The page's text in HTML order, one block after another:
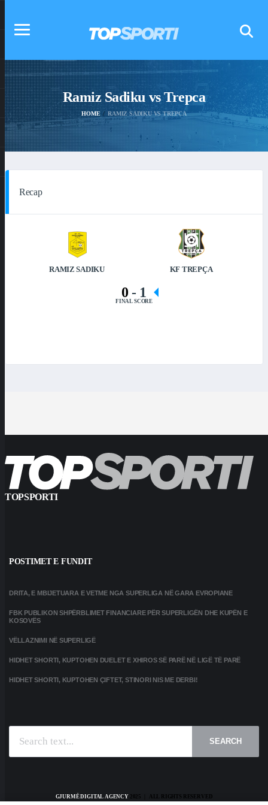
Ramiz Sadiku vs Trepca
HOME RAMIZ SADIKU VS TREPCA
Recap
RAMIZ SADIKU KF TREPÇA
0- 1
FINAL SCORE
TOPSPORTI
POSTIMET E FUNDIT
DRITA, E MBIJETUARA E VETME NGA SUPERLIGA NË GARA EVROPIANE
FBK PUBLIKON SHPËRBLIMET FINANCIARE PËR SUPERLIGËN DHE KUPËN E
KOSOVËS
VËLLAZNIMI NË SUPERLIGË
HIDHET SHORTI, KUPTOHEN DUELET E XHIROS SË PARË NË LIGË TË PARË
HIDHET SHORTI, KUPTOHEN ÇIFTET, STINORI NIS ME DERBI!
SEARCH
GJURMË DIGITAL AGENCY2025 | ALL RIGHTS RESERVED